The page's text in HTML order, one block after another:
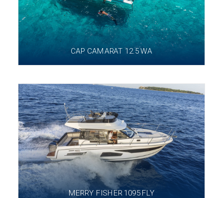
CAP CAMARAT 12.5 WA
MERRY FISHER 1095 FLY